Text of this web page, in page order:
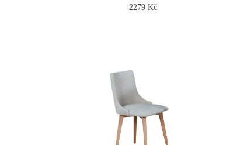
2279 Kč